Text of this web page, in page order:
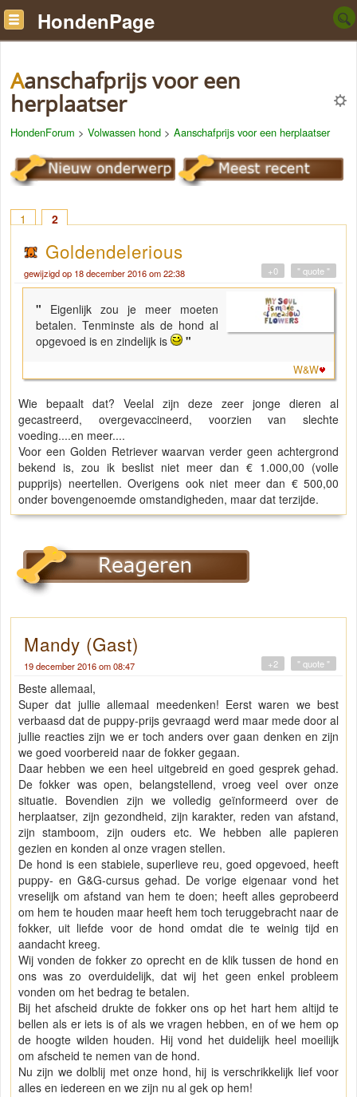
HondenPage
Aanschafprijs voor een
herplaatser
HondenForum > Volwassen hond > Aanschafprijs voor een herplaatser
1 2
Goldendelerious
gewijzigd op 18 december 2016 om 22:38 " quote "
+0
" Eigenlijk zou je meer moeten
betalen. Tenminste als de hond al
opgevoed is en zindelijk is
"
W&W
Wie bepaalt dat? Veelal zijn deze zeer jonge dieren al
gecastreerd, overgevaccineerd, voorzien van slechte
voeding....en meer....
Voor een Golden Retriever waarvan verder geen achtergrond
bekend is, zou ik beslist niet meer dan € 1.000,00 (volle
pupprijs) neertellen. Overigens ook niet meer dan € 500,00
onder bovengenoemde omstandigheden, maar dat terzijde.
Mandy (Gast)
19 december 2016 om 08:47 " quote "
+2
Beste allemaal,
Super dat jullie allemaal meedenken! Eerst waren we best
verbaasd dat de puppy-prijs gevraagd werd maar mede door al
jullie reacties zijn we er toch anders over gaan denken en zijn
we goed voorbereid naar de fokker gegaan.
Daar hebben we een heel uitgebreid en goed gesprek gehad.
De fokker was open, belangstellend, vroeg veel over onze
situatie. Bovendien zijn we volledig geïnformeerd over de
herplaatser, zijn gezondheid, zijn karakter, reden van afstand,
zijn stamboom, zijn ouders etc. We hebben alle papieren
gezien en konden al onze vragen stellen.
De hond is een stabiele, superlieve reu, goed opgevoed, heeft
puppy- en G&G-cursus gehad. De vorige eigenaar vond het
vreselijk om afstand van hem te doen; heeft alles geprobeerd
om hem te houden maar heeft hem toch teruggebracht naar de
fokker, uit liefde voor de hond omdat die te weinig tijd en
aandacht kreeg.
Wij vonden de fokker zo oprecht en de klik tussen de hond en
ons was zo overduidelijk, dat wij het geen enkel probleem
vonden om het bedrag te betalen.
Bij het afscheid drukte de fokker ons op het hart hem altijd te
bellen als er iets is of als we vragen hebben, en of we hem op
de hoogte wilden houden. Hij vond het duidelijk heel moeilijk
om afscheid te nemen van de hond.
Nu zijn we dolblij met onze hond, hij is verschrikkelijk lief voor
alles en iedereen en we zijn nu al gek op hem!